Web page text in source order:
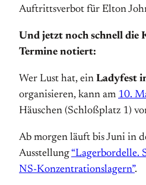
Auftrittsverbot für Elton
Und jetzt noch schnell die
Termine notiert:
Wer Lust hat, ein Ladyfest
organisieren, kann am 10.
Häuschen (Schloßplatz 1)
Ab morgen läuft bis Juni in
Ausstellung“Lagerbordelle.
NS-Konzentrationslagern”.